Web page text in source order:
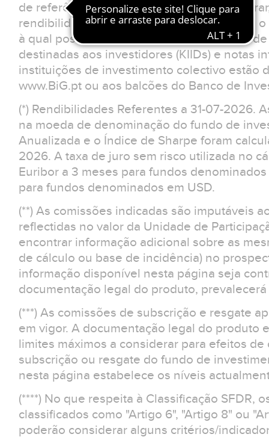
de referência. O investidor deverá
rendibilidades apresentadas não reflectem
à qual possa estar sujeito.Os documentos
destinadas aos investidores (KIIDs) e notas
instituições de investimento colectivo estão
www.BiG.pt ou aos balcões do Banco de
(*) Rendibilidades Referentes a 31-07-2026.
na moeda de denominação do fundo de
Anualizada e o Índice de Sharpe foram
2026. A taxa de juro sem risco utilizada no
Euribor a 3 meses para fundos
para fundos denominados em USD.
(**) As comissões indicadas são imputáveis
reflectidas no valor da Unidade de
encontrar informação adicional sobre as
de cálculo ou base de incidência) no
informação disponível nesta página seja
documentação legal do produto,
(***) As comissões de subscrição e resgate
em vigor. A documentação legal do produto
limites máximos a considerar para efeitos
subscrição ou resgate do fundo de
nesta página estabelece os níveis
(****) No que respeita à Classificação SFDR,
classificados como "Artigo 6", "Artigo 8" ou
poderão considerar alguns critérios/